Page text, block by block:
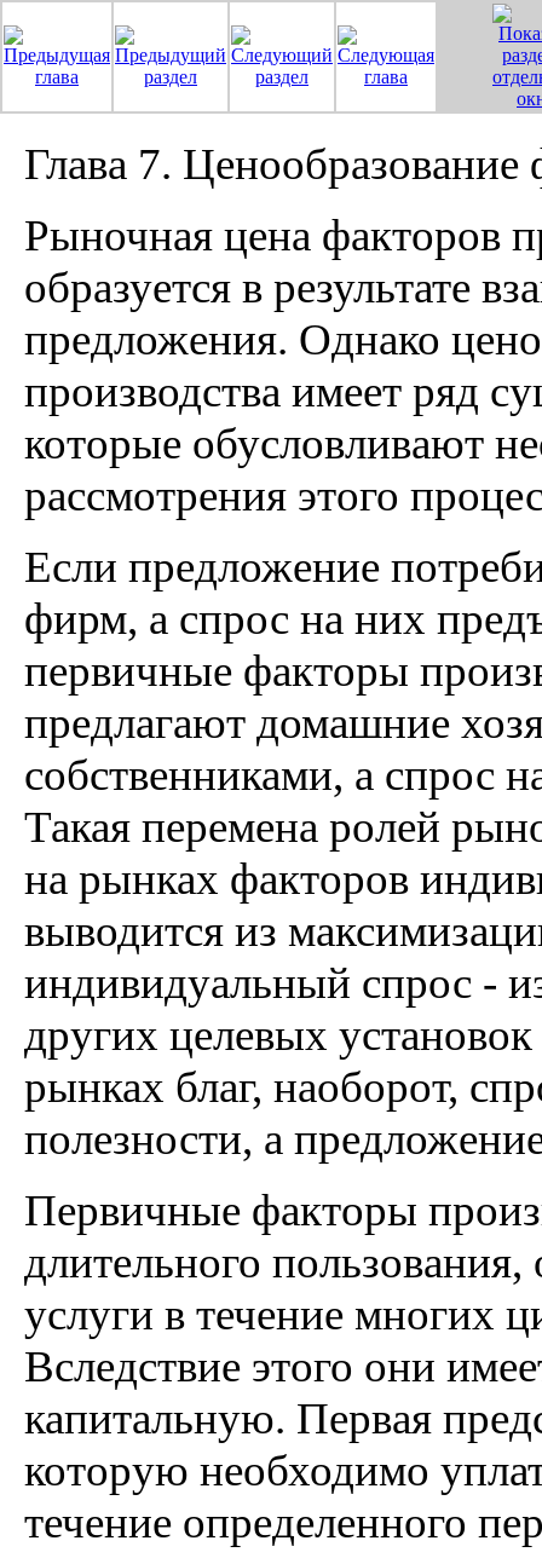
Глава 7. Ценообразование
Рыночная цена факторов
образуется в результате
предложения. Однако
производства имеет ряд
которые обусловливают
рассмотрения этого
Если предложение
фирм, а спрос на них
первичные факторы
предлагают домашние
собственниками, а спрос
Такая перемена ролей
на рынках факторов
выводится из
индивидуальный спрос -
других целевых
рынках благ, наоборот,
полезности, а
Первичные факторы
длительного
услуги в течение многих
Вследствие этого они
капитальную. Первая
которую необходимо
течение определенного